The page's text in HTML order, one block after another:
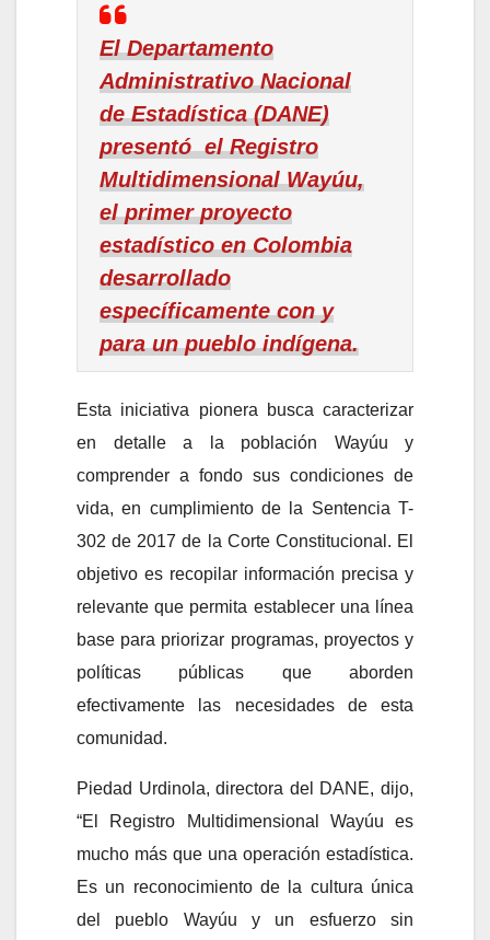
El Departamento
Administrativo Nacional
de Estadística (DANE)
presentó el Registro
Multidimensional Wayúu,
el primer proyecto
estadístico en Colombia
desarrollado
específicamente con y
para un pueblo indígena.
Esta iniciativa pionera busca caracterizar
en detalle a la población Wayúu y
comprender a fondo sus condiciones de
vida, en cumplimiento de la Sentencia T-
302 de 2017 de la Corte Constitucional. El
objetivo es recopilar información precisa y
relevante que permita establecer una línea
base para priorizar programas, proyectos y
políticas públicas que aborden
efectivamente las necesidades de esta
comunidad.
Piedad Urdinola, directora del DANE, dijo,
“El Registro Multidimensional Wayúu es
mucho más que una operación estadística.
Es un reconocimiento de la cultura única
del pueblo Wayúu y un esfuerzo sin